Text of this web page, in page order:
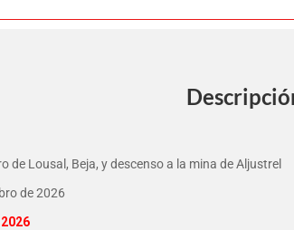
de Lousal, Beja, y descenso a la mina de Aljustrel
de 2026